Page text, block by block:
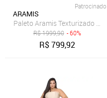
Patrocinado
ARAMIS
Paleto Aramis Texturizado
R$1999,90 - 60%
R$799,92